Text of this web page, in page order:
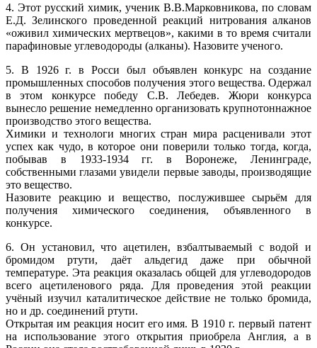
4. Этот русский химик, ученик В.В.Марковникова, по словам
Е.Д. Зелинского проведенной реакций нитрования алканов
«оживил химических мертвецов», какими в то время считали
парафиновые углеводороды (алканы). Назовите ученого.
5. В 1926 г. в Росси был объявлен конкурс на создание
промышленных способов получения этого вещества. Одержал
в этом конкурсе победу С.В. Лебедев. Жюри конкурса
вынесло решение немедленно организовать крупнотоннажное
производство этого вещества.
Химики и технологи многих стран мира расценивали этот
успех как чудо, в которое они поверили только тогда, когда,
побывав в 1933-1934 гг. в Воронеже, Ленинграде,
собственными глазами увидели первые заводы, производящие
это вещество.
Назовите реакцию и вещество, послужившее сырьём для
получения химического соединения, объявленного в
конкурсе.
6. Он установил, что ацетилен, взбалтываемый с водой и
бромидом ртути, даёт альдегид даже при обычной
температуре. Эта реакция оказалась общей для углеводородов
всего ацетиленового ряда. Для проведения этой реакции
учёный изучил каталитическое действие не только бромида,
но и др. соединений ртути.
Открытая им реакция носит его имя. В 1910 г. первый патент
на использование этого открытия приобрела Англия, а в